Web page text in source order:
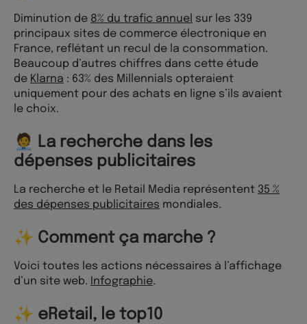
Diminution de 8% du trafic annuel sur les 339
principaux sites de commerce électronique en
France, reflétant un recul de la consommation.
Beaucoup d’autres chiffres dans cette étude
de Klarna : 63% des Millennials opteraient
uniquement pour des achats en ligne s’ils avaient
le choix.
🧑‍💼 La recherche dans les
dépenses publicitaires
La recherche et le Retail Media représentent 35 %
des dépenses publicitaires mondiales.
✨ Comment ça marche ?
Voici toutes les actions nécessaires à l’affichage
d’un site web. Infographie.
✨ eRetail, le top10